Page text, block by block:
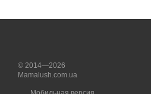
© 2014—2026
Mamalush.com.ua